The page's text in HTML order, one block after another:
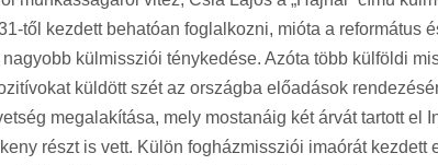
től kezdett behatóan foglalkozni, mióta a
külmissziói ténykedése. Azóta több külföldi
küldött szét az országba előadások
megalakítása, mely mostanáig két árvát tartott
részt is vett. Külön fogházmissziói imaórát